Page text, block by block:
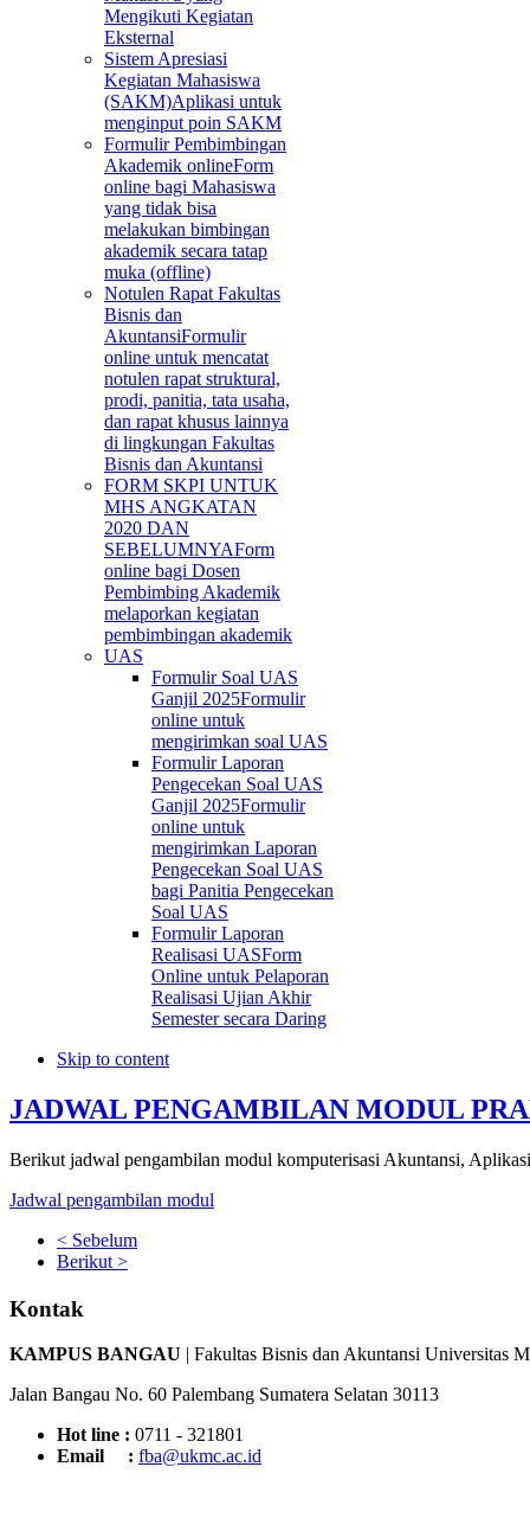
Mengikuti Kegiatan
Eksternal
Sistem Apresiasi
Kegiatan Mahasiswa
(SAKM)Aplikasi untuk
menginput poin SAKM
Formulir Pembimbingan
Akademik onlineForm
online bagi Mahasiswa
yang tidak bisa
melakukan bimbingan
akademik secara tatap
muka (offline)
Notulen Rapat Fakultas
Bisnis dan
AkuntansiFormulir
online untuk mencatat
notulen rapat struktural,
prodi, panitia, tata usaha,
dan rapat khusus lainnya
di lingkungan Fakultas
Bisnis dan Akuntansi
FORM SKPI UNTUK
MHS ANGKATAN
2020 DAN
SEBELUMNYAForm
online bagi Dosen
Pembimbing Akademik
melaporkan kegiatan
pembimbingan akademik
UAS
Formulir Soal UAS
Ganjil 2025Formulir
online untuk
mengirimkan soal UAS
Formulir Laporan
Pengecekan Soal UAS
Ganjil 2025Formulir
online untuk
mengirimkan Laporan
Pengecekan Soal UAS
bagi Panitia Pengecekan
Soal UAS
Formulir Laporan
Realisasi UASForm
Online untuk Pelaporan
Realisasi Ujian Akhir
Semester secara Daring
Skip to content
JADWAL PENGAMBILAN MODUL
Berikut jadwal pengambilan modul komputerisasi Akuntansi,
Jadwal pengambilan modul
< Sebelum
Berikut >
Kontak
KAMPUS BANGAU | Fakultas Bisnis dan Akuntansi Universitas
Jalan Bangau No. 60 Palembang Sumatera Selatan 30113
Hot line : 0711 - 321801
Email : fba@ukmc.ac.id